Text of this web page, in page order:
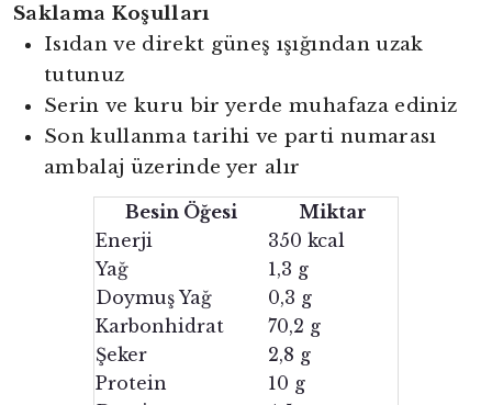
Saklama Koşulları
Isıdan ve direkt güneş ışığından uzak
tutunuz
Serin ve kuru bir yerde muhafaza ediniz
Son kullanma tarihi ve parti numarası
ambalaj üzerinde yer alır
Besin Öğesi
Miktar
Enerji
350 kcal
Yağ
1,3 g
Doymuş Yağ
0,3 g
Karbonhidrat
70,2 g
Şeker
2,8 g
Protein
10 g